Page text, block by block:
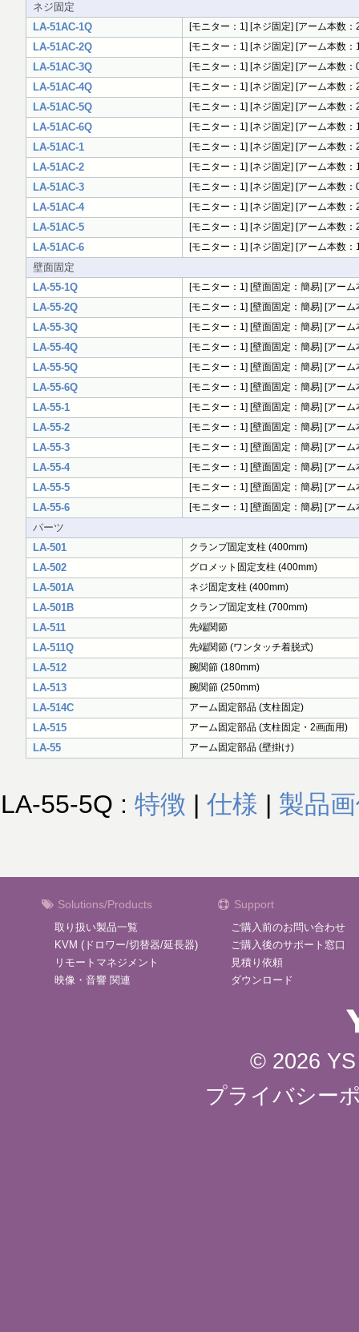
ネジ固定
LA-51AC-1Q
[モニター：1] [ネジ固定] [アーム本数
LA-51AC-2Q [モニター：1] [ネジ固定] [アーム本数
LA-51AC-3Q [モニター：1] [ネジ固定] [アーム本数
LA-51AC-4Q [モニター：1] [ネジ固定] [アーム本数
LA-51AC-5Q [モニター：1] [ネジ固定] [アーム本数
LA-51AC-6Q [モニター：1] [ネジ固定] [アーム本数
LA-51AC-1 [モニター：1] [ネジ固定] [アーム本数
LA-51AC-2 [モニター：1] [ネジ固定] [アーム本数
LA-51AC-3 [モニター：1] [ネジ固定] [アーム本数
LA-51AC-4 [モニター：1] [ネジ固定] [アーム本数
LA-51AC-5 [モニター：1] [ネジ固定] [アーム本数
LA-51AC-6 [モニター：1] [ネジ固定] [アーム本数
壁面固定
LA-55-1Q
[モニター：1] [壁面固定：簡易] [アー
LA-55-2Q [モニター：1] [壁面固定：簡易] [アー
LA-55-3Q [モニター：1] [壁面固定：簡易] [アー
LA-55-4Q [モニター：1] [壁面固定：簡易] [アー
LA-55-5Q [モニター：1] [壁面固定：簡易] [アー
LA-55-6Q [モニター：1] [壁面固定：簡易] [アー
LA-55-1 [モニター：1] [壁面固定：簡易] [アー
LA-55-2 [モニター：1] [壁面固定：簡易] [アー
LA-55-3 [モニター：1] [壁面固定：簡易] [アー
LA-55-4 [モニター：1] [壁面固定：簡易] [アー
LA-55-5 [モニター：1] [壁面固定：簡易] [アー
LA-55-6 [モニター：1] [壁面固定：簡易] [アー
パーツ
LA-501
クランプ固定支柱 (400mm)
LA-502 グロメット固定支柱 (400mm)
LA-501A ネジ固定支柱 (400mm)
LA-501B クランプ固定支柱 (700mm)
LA-511 先端関節
LA-511Q 先端関節 (ワンタッチ着脱式)
LA-512 腕関節 (180mm)
LA-513 腕関節 (250mm)
LA-514C アーム固定部品 (支柱固定)
LA-515 アーム固定部品 (支柱固定・2画面用)
LA-55 アーム固定部品 (壁掛け)
LA-55-5Q : 特徴 | 仕様 | 製品
Solutions/Products
取り扱い製品一覧
KVM (ドロワー/切替器/延長器)
リモートマネジメント
映像・音響 関連
Support
ご購入前のお問い合わせ
ご購入後のサポート窓口
見積り依頼
ダウンロード
© 2026
プライバシー